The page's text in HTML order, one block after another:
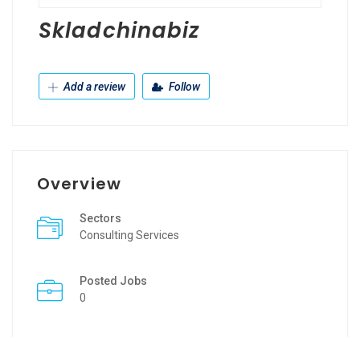
Skladchinabiz
Add a review Follow
Overview
Sectors
Consulting Services
Posted Jobs
0